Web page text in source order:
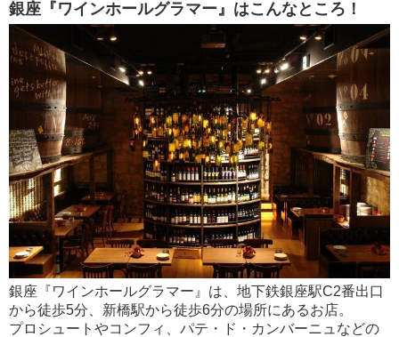
銀座『ワインホールグラマー』はこんなところ！
銀座『ワインホールグラマー』は、地下鉄銀座駅C2番出口
から徒歩5分、新橋駅から徒歩6分の場所にあるお店。
プロシュートやコンフィ、パテ・ド・カンバーニュなどの